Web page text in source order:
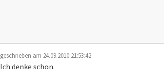
geschrieben am 24.09.2010 21:53:42
Ich denke schon.